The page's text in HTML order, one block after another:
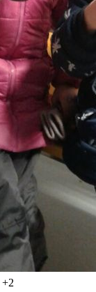
+2